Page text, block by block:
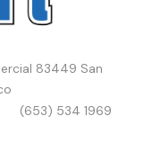
83449 San
(653) 534 1969